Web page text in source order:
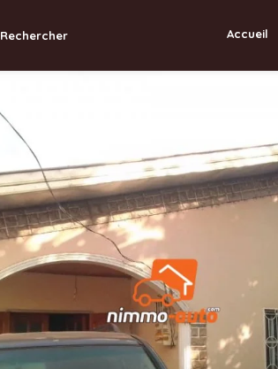
Rechercher Accueil